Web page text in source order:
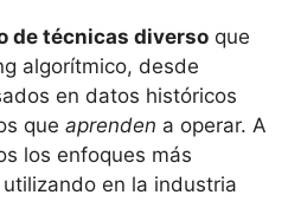
de técnicas diverso que
algorítmico, desde
en datos históricos
que aprenden a operar. A
los enfoques más
en la industria